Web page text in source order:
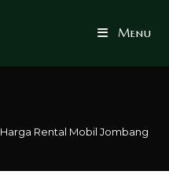
Menu
Harga Rental Mobil Jombang